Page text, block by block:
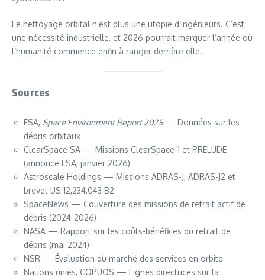
Le nettoyage orbital n’est plus une utopie d’ingénieurs. C’est
une nécessité industrielle, et 2026 pourrait marquer l’année où
l’humanité commence enfin à ranger derrière elle.
Sources
ESA, Space Environment Report 2025— Données sur les
débris orbitaux
ClearSpace SA — Missions ClearSpace-1 et PRELUDE
(annonce ESA, janvier 2026)
Astroscale Holdings — Missions ADRAS-J, ADRAS-J2 et
brevet US 12,234,043 B2
SpaceNews — Couverture des missions de retrait actif de
débris (2024-2026)
NASA — Rapport sur les coûts-bénéfices du retrait de
débris (mai 2024)
NSR — Évaluation du marché des services en orbite
Nations unies, COPUOS — Lignes directrices sur la